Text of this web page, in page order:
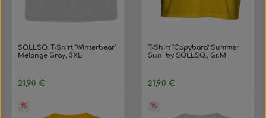
SOLLSO. T-Shirt "Winterbear"
Melange Gray, 3XL
Regulärer Preis:
21,90 €
T-Shirt "Capybara" Summer
Sun, by SOLLSO., Gr.M
Regulärer Preis:
21,90 €